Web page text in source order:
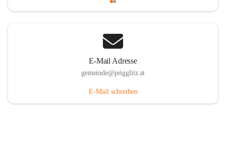
E-Mail Adresse
gemeinde@prigglitz.at
E-Mail schreiben